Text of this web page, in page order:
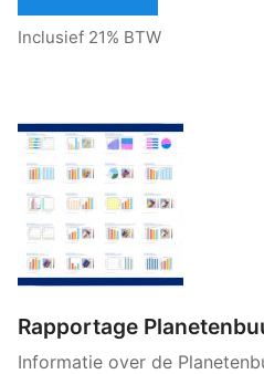
Inclusief 21% BTW
Rapportage
Informatie over de